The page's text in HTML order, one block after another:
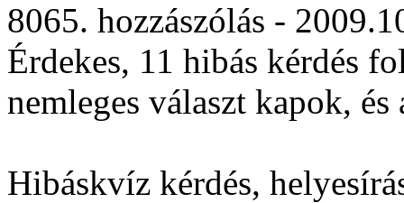
8065. hozzászólás -
Érdekes, 11 hibás kérdés
nemleges választ kapok, és
Hibáskvíz kérdés,